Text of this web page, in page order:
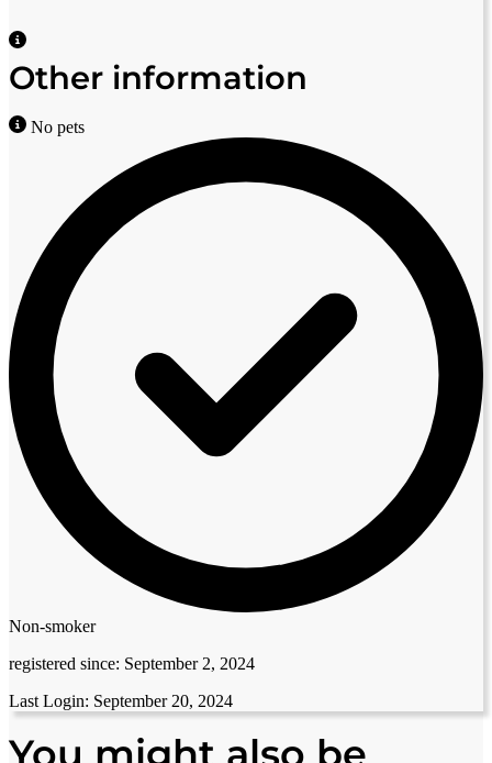
Other information
No pets
Non-smoker
registered since: September 2, 2024
Last Login: September 20, 2024